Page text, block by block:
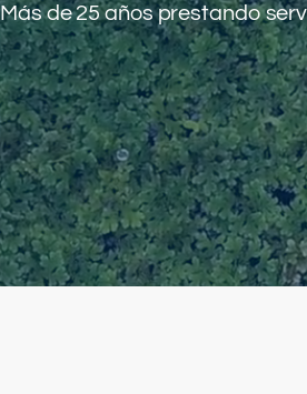
Más de 25 años prestando